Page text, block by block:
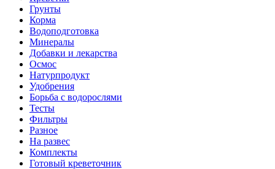
Грунты
Корма
Водоподготовка
Минералы
Добавки и лекарства
Осмос
Натурпродукт
Удобрения
Борьба с водорослями
Тесты
Фильтры
Разное
На развес
Комплекты
Готовый креветочник